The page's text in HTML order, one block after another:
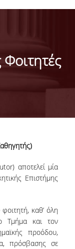
αποτελεί μία
Επιστήμης
καθ’ όλη
Τμήμα και τον
προόδου,
πρόσβασης σε